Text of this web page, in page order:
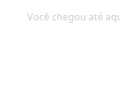
Você chegou até